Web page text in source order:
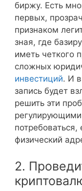
биржу. Есть
первых,
признаком
зная, где
иметь четкого
сложных
инвестиций. И
запись будет
решить эти
потребоваться,
физический
2.